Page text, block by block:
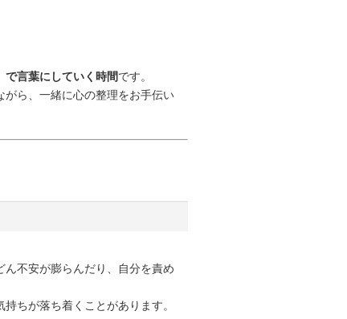
で言葉にしていく時間です。
ら、一緒に心の整理をお手伝い
不安が膨らんだり、自分を責め
ちが落ち着くことがあります。